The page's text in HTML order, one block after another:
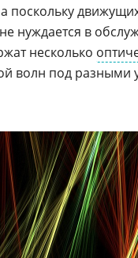
поскольку
нуждается в
несколько
волн под разными